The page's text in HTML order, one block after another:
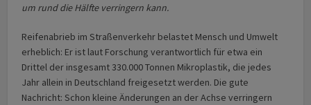
um rund die Hälfte verringern kann.
Reifenabrieb im Straßenverkehr belastet Mensch und Umwelt
erheblich: Er ist laut Forschung verantwortlich für etwa ein
Drittel der insgesamt 330.000 Tonnen Mikroplastik, die jedes
Jahr allein in Deutschland freigesetzt werden. Die gute
Nachricht: Schon kleine Änderungen an der Achse verringern